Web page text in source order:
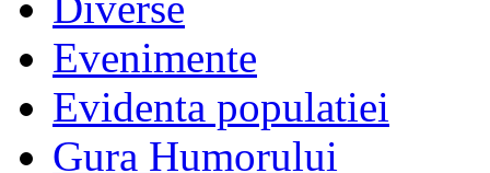
Evenimente
Evidenta populatiei
Gura Humorului